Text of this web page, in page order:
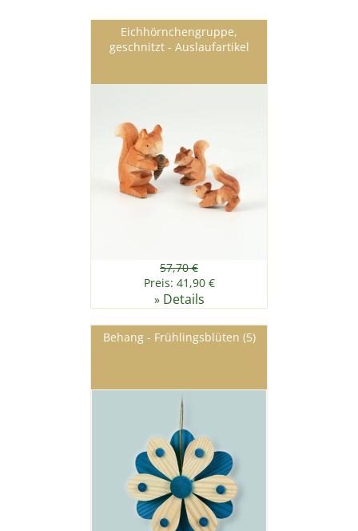
Eichhörnchengruppe,
geschnitzt - Auslaufartikel
57,70 €
Preis: 41,90 €
» Details
Behang - Frühlingsblüten (5)